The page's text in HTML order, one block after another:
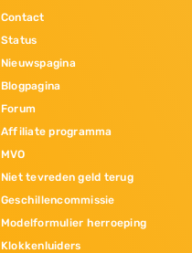
Contact
Status
Nieuwspagina
Blogpagina
Forum
Affiliate programma
MVO
Niet tevreden geld terug
Geschillencommissie
Modelformulier herroeping
Klokkenluiders